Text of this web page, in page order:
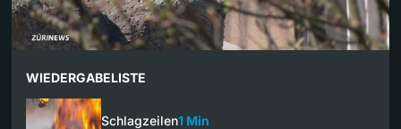
WIEDERGABELISTE
Schlagzeilen1 Min